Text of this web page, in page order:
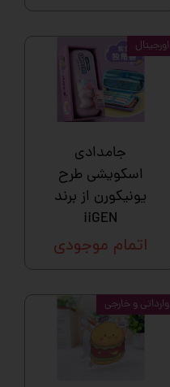
جامدادی
اسکویشی طرح
یونیکورن از برند
iiGEN
اتمام موجودی
اورجینال
وارداتی و خارجی